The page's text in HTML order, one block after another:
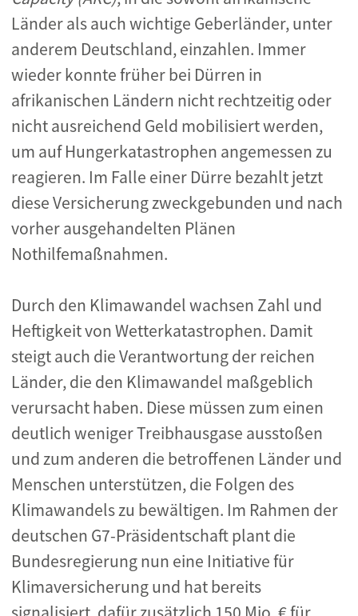
Länder als auch wichtige Geberländer, unter
anderem Deutschland, einzahlen. Immer
wieder konnte früher bei Dürren in
afrikanischen Ländern nicht rechtzeitig oder
nicht ausreichend Geld mobilisiert werden,
um auf Hungerkatastrophen angemessen zu
reagieren. Im Falle einer Dürre bezahlt jetzt
diese Versicherung zweckgebunden und nach
vorher ausgehandelten Plänen
Nothilfemaßnahmen.
Durch den Klimawandel wachsen Zahl und
Heftigkeit von Wetterkatastrophen. Damit
steigt auch die Verantwortung der reichen
Länder, die den Klimawandel maßgeblich
verursacht haben. Diese müssen zum einen
deutlich weniger Treibhausgase ausstoßen
und zum anderen die betroffenen Länder und
Menschen unterstützen, die Folgen des
Klimawandels zu bewältigen. Im Rahmen der
deutschen G7-Präsidentschaft plant die
Bundesregierung nun eine Initiative für
Klimaversicherung und hat bereits